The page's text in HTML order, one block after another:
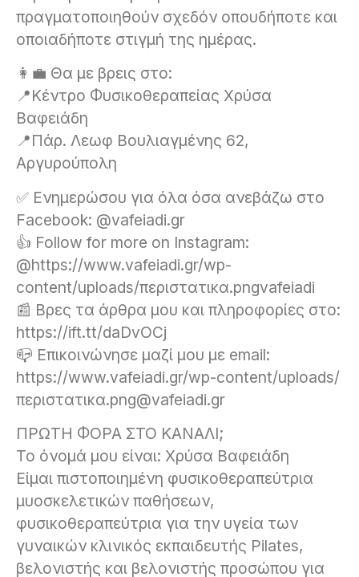
πραγματοποιηθούν σχεδόν οπουδήποτε και
οποιαδήποτε στιγμή της ημέρας.
👩‍💼 Θα με βρεις στο:
📍Κέντρο Φυσικοθεραπείας Χρύσα
Βαφειάδη
📍Πάρ. Λεωφ Βουλιαγμένης 62,
Αργυρούπολη
✅ Ενημερώσου για όλα όσα ανεβάζω στο
Facebook: @vafeiadi.gr
👍 Follow for more on Instagram:
@https://www.vafeiadi.gr/wp-
content/uploads/περιστατικα.pngvafeiadi
📰 Βρες τα άρθρα μου και πληροφορίες στο:
https://ift.tt/daDvOCj
📪 Επικοινώνησε μαζί μου με email:
https://www.vafeiadi.gr/wp-content/uploads/
περιστατικα.png@vafeiadi.gr
ΠΡΩΤΗ ΦΟΡΑ ΣΤΟ ΚΑΝΑΛΙ;
Το όνομά μου είναι: Χρύσα Βαφειάδη
Είμαι πιστοποιημένη φυσικοθεραπεύτρια
μυοσκελετικών παθήσεων,
φυσικοθεραπεύτρια για την υγεία των
γυναικών κλινικός εκπαιδευτής Pilates,
βελονιστής και βελονιστής προσώπου για